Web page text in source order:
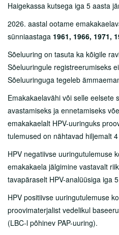
Arstid
Sotsiaalnõustamine
Kliinikud
Diagnostikakliinik
Naistekliinik
Naistehaigustekeskus
Sünnitusmaja-
Viljatusravikeskus
Rinnakeskus
Sisekliinik
Haigekassa kutsega iga 5 aasta
2026. aastal ootame
sünniaastaga 1961, 1966, 1971,
Sõeluuring on tasuta ka kõigile
Sõeluuringule registreerumiseks
Sõeluuringuga tegeleb
Emakakaelavähi või selle eelsete
avastamiseks ja ennetamiseks
emakakaelalt HPV-uuringuks
tulemused on nähtavad hiljemalt
HPV negatiivse uuringutulemuse
emakakaela jälgimine vastavalt
tavapäraselt HPV-analüüsiga iga
HPV positiivse uuringutulemuse
proovimaterjalist vedelikul
(LBC-l põhinev PAP-uuring).